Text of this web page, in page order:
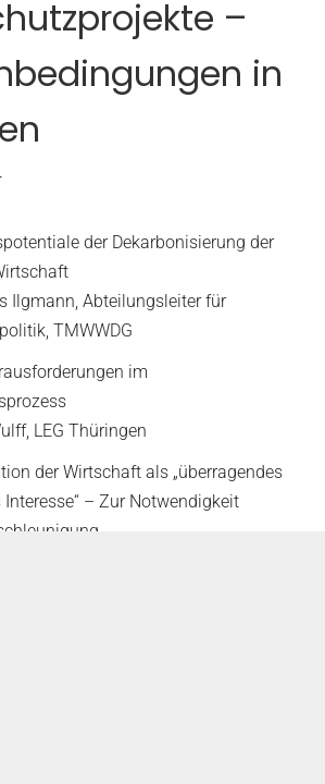
–
in
der Dekarbonisierung der
Ilgmann, Abteilungsleiter für
TMWWDG
im
LEG Thüringen
der Wirtschaft als „überragendes
– Zur Notwendigkeit